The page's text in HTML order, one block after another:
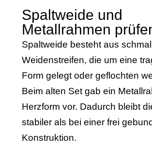
Spaltweide und
Metallrahmen
Spaltweide besteht aus
Weidenstreifen, die um eine
Form gelegt oder geflochten
Beim alten Set gab ein
Herzform vor. Dadurch bleibt
stabiler als bei einer frei
Konstruktion.